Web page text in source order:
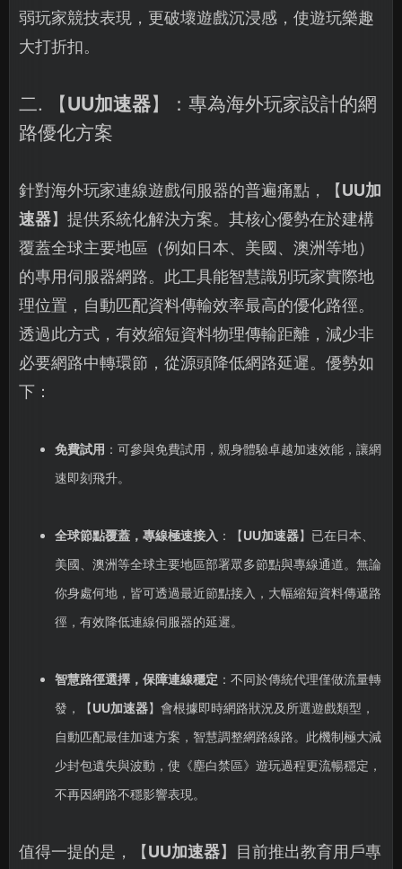
弱玩家競技表現，更破壞遊戲沉浸感，使遊玩樂趣
大打折扣。
二. 【UU加速器】：專為海外玩家設計的網
路優化方案
針對海外玩家連線遊戲伺服器的普遍痛點，【UU加
速器】提供系統化解決方案。其核心優勢在於建構
覆蓋全球主要地區（例如日本、美國、澳洲等地）
的專用伺服器網路。此工具能智慧識別玩家實際地
理位置，自動匹配資料傳輸效率最高的優化路徑。
透過此方式，有效縮短資料物理傳輸距離，減少非
必要網路中轉環節，從源頭降低網路延遲。優勢如
下：
免費試用 ：可參與免費試用，親身體驗卓越加速效能，讓網
速即刻飛升。
全球節點覆蓋，專線極速接入 ：【UU加速器】已在日本、
美國、澳洲等全球主要地區部署眾多節點與專線通道。無論
你身處何地，皆可透過最近節點接入，大幅縮短資料傳遞路
徑，有效降低連線伺服器的延遲。
智慧路徑選擇，保障連線穩定 ：不同於傳統代理僅做流量轉
發，【UU加速器】會根據即時網路狀況及所選遊戲類型，
自動匹配最佳加速方案，智慧調整網路線路。此機制極大減
少封包遺失與波動，使《塵白禁區》遊玩過程更流暢穩定，
不再因網路不穩影響表現。
值得一提的是，【UU加速器】目前推出教育用戶專